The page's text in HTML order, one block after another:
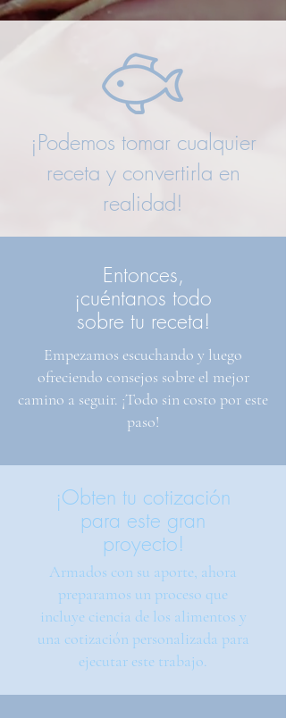
¡Podemos tomar cualquier
receta y convertirla en
realidad!
Entonces,
¡cuéntanos todo
sobre tu receta!
Empezamos escuchando y luego
ofreciendo consejos sobre el mejor
camino a seguir. ¡Todo sin costo por este
paso!
¡Obten tu cotización
para este gran
proyecto!
Armados con su aporte, ahora
preparamos un proceso que
incluye ciencia de los alimentos y
una cotización personalizada para
ejecutar este trabajo.